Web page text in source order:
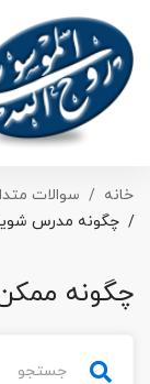
خانه سوالات
چگونه مدرس
چگونه
برای: